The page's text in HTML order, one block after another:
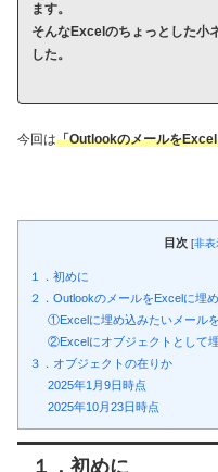
ます。
そんなExcelのちょっとした小
した。
今回は「Outlookのメールを
目次 [非表
１．初めに
２．OutlookのメールをExcelに埋
①Excelに埋め込みたいメール
②Excelにオブジェクトとして埋
３．オブジェクトの在りか
2025年1月9日時点
2025年10月23日時点
１．初めに